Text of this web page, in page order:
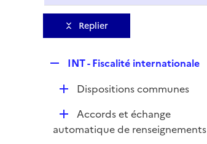
Replier
p
l
i
e
INT - Fiscalité internationale
D
p
l
Dispositions communes
D
é
Accords et échange
automatique de renseignements